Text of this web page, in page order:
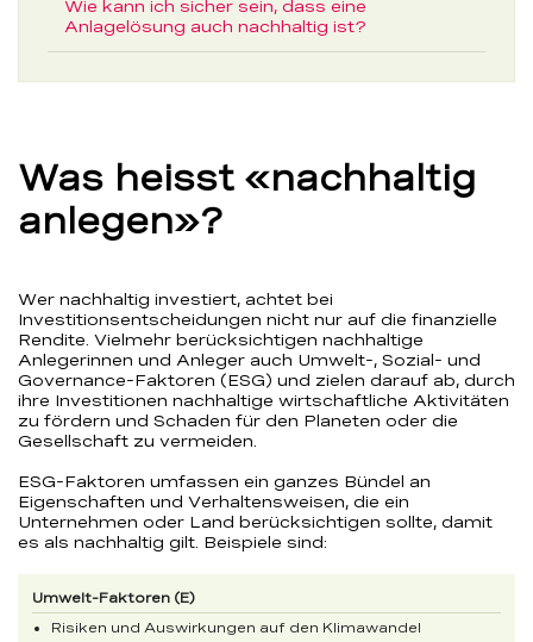
Wie kann ich sicher sein, dass eine
Anlagelösung auch nachhaltig ist?
Was heisst «nachhaltig
anlegen»?
Wer nachhaltig investiert, achtet bei
Investitionsentscheidungen nicht nur auf die finanzielle
Rendite. Vielmehr berücksichtigen nachhaltige
Anlegerinnen und Anleger auch Umwelt-, Sozial- und
Governance-Faktoren (ESG) und zielen darauf ab, durch
ihre Investitionen nachhaltige wirtschaftliche Aktivitäten
zu fördern und Schaden für den Planeten oder die
Gesellschaft zu vermeiden.
ESG-Faktoren umfassen ein ganzes Bündel an
Eigenschaften und Verhaltensweisen, die ein
Unternehmen oder Land berücksichtigen sollte, damit
es als nachhaltig gilt. Beispiele sind:
Risiken und Auswirkungen auf den Klimawandel